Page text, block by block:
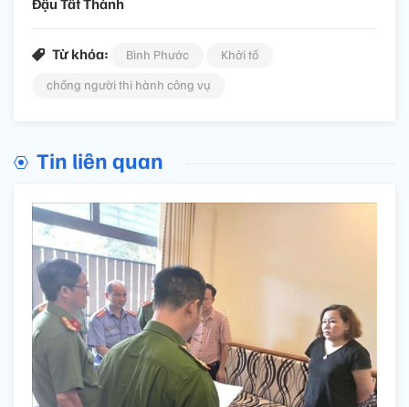
Đậu Tất Thành
Từ khóa: Bình Phước
Khởi tố
chống người thi hành công vụ
Tin liên quan